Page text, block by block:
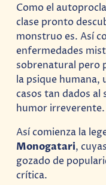
Como el
clase pronto
monstruo es. Así
enfermedades
sobrenatural pero
la psique humana,
casos tan dados
humor irreverente.
Así comienza la
Monogatari,
gozado de
crítica.